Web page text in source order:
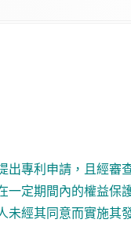
專利申請，且經審
一定期間內的權益保
未經其同意而實施其